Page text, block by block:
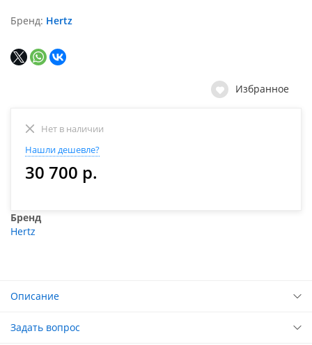
Бренд Hertz
Избранное
Нет в наличии
Нашли дешевле?
30 700 р.
Бренд
Hertz
Описание
Задать вопрос